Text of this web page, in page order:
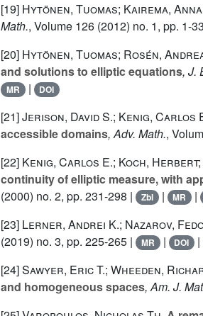
[19] Hytönen, Tuomas; Kairema, Anna
Math., Volume 126 (2012) no. 1, pp. 1-
[20] Hytönen, Tuomas; Rosén,
and solutions to elliptic equations, J.
MR | DOI
[21]Jerison, David S.; Kenig, Carlos
accessible domains, Adv. Math.,
[22] Kenig, Carlos E.; Koch,
continuity of elliptic measure, with
(2000) no. 2, pp. 231-298 |
Zbl | MR |
[23] Lerner, Andrei K.; Nazarov,
(2019) no. 3, pp. 225-265 |
MR | DOI |
[24]Sawyer, Eric T.; Wheeden,
and homogeneous spaces, Am. J.